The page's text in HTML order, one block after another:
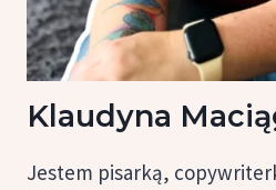
Klaudyna
Jestem pisarką,